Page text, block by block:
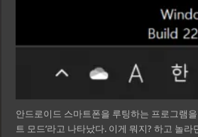
안드로이드 스마트폰을 루팅하는 프로그램
트 모드’라고 나타났다. 이게 뭐지? 하고 놀